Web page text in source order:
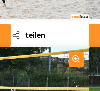
teilen